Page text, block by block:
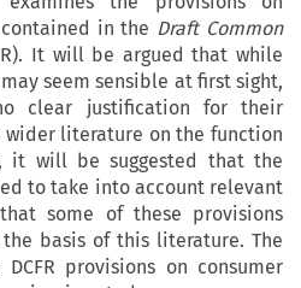
in the Draft Common
It will be argued that while
seem sensible at first sight,
clear justification for their
wider literature on the function
it will be suggested that the
to take into account relevant
some of these provisions
basis of this literature. The
provisions on consumer